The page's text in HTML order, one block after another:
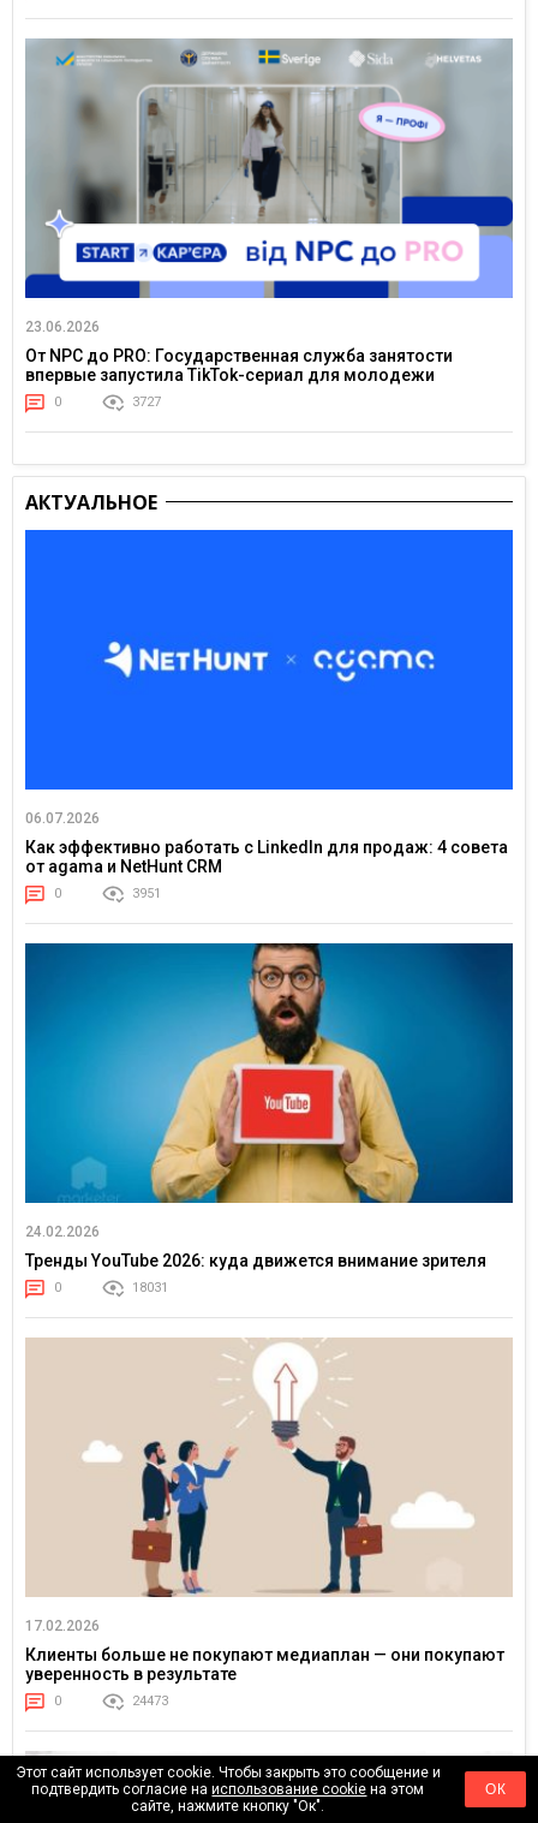
23.06.2026
От NPC до PRO: Государственная служба занятости
впервые запустила TikTok-сериал для молодежи
0 3727
АКТУАЛЬНОЕ
06.07.2026
Как эффективно работать с LinkedIn для продаж: 4 совета
от agama и NetHunt CRM
0 3951
24.02.2026
Тренды YouTube 2026: куда движется внимание зрителя
0 18031
17.02.2026
Клиенты больше не покупают медиаплан — они покупают
уверенность в результате
0 24473
Этот сайт использует cookie. Чтобы закрыть это сообщение и
подтвердить согласие наиспользование cookie на этом
сайте, нажмите кнопку "Ок".
ОК